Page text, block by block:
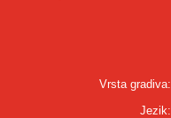
Vrsta gradiva:
Jezik: